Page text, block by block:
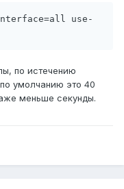
use-
по истечению
умолчанию это 40
меньше секунды.